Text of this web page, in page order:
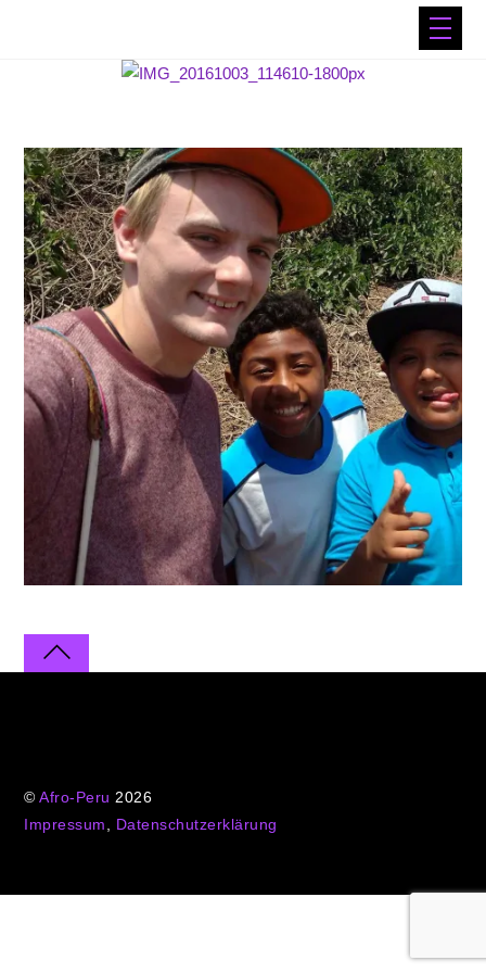
©Afro-Peru 2026
Impressum, Datenschutzerklärung